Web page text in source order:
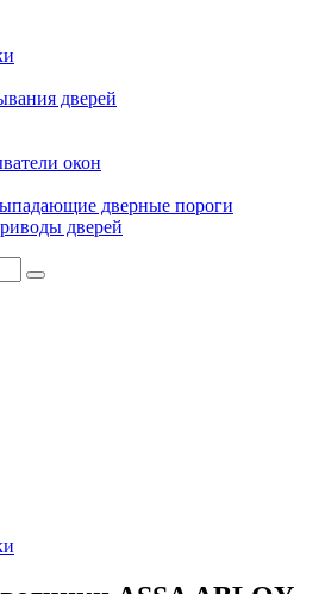
дверей
окон
дверные пороги
дверей